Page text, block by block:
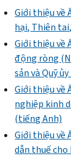
Giới thiệu về
hại, Thiên
Giới thiệu về
động ròng
sản và Quỹ
Giới thiệu về
nghiệp kinh
(tiếng Anh)
Giới thiệu về
dẫn thuế